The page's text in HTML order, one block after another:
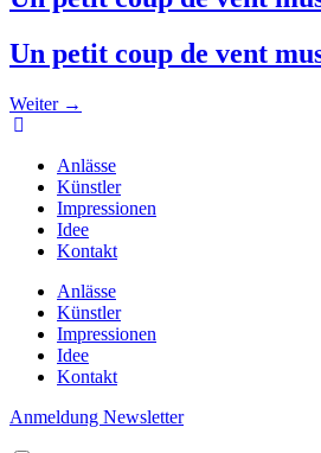
Un petit coup de vent
Weiter →
Anlässe
Künstler
Impressionen
Idee
Kontakt
Anlässe
Künstler
Impressionen
Idee
Kontakt
Anmeldung Newsletter